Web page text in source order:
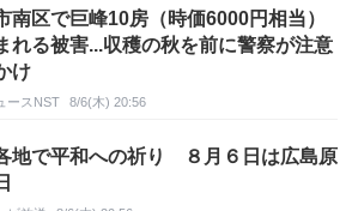
南区で巨峰10房（時価6000円相当）
れる被害...収穫の秋を前に警察が注意
け
ースNST 8/6(木) 20:56
地で平和への祈り ８月６日は広島原